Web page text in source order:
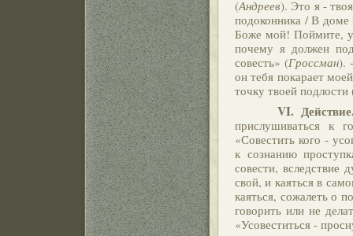
(Андреев). Это я -
подоконника / В
Боже мой! Поймите, у
почему я должен
совесть» (Гроссман).
он тебя покарает
точку твоей подлости
VI.
прислушиваться к
«Совестить кого -
к сознанию
совести, вследствие
свой, и каяться в
каяться, сожалеть о
говорить или не
«Усовеститься -